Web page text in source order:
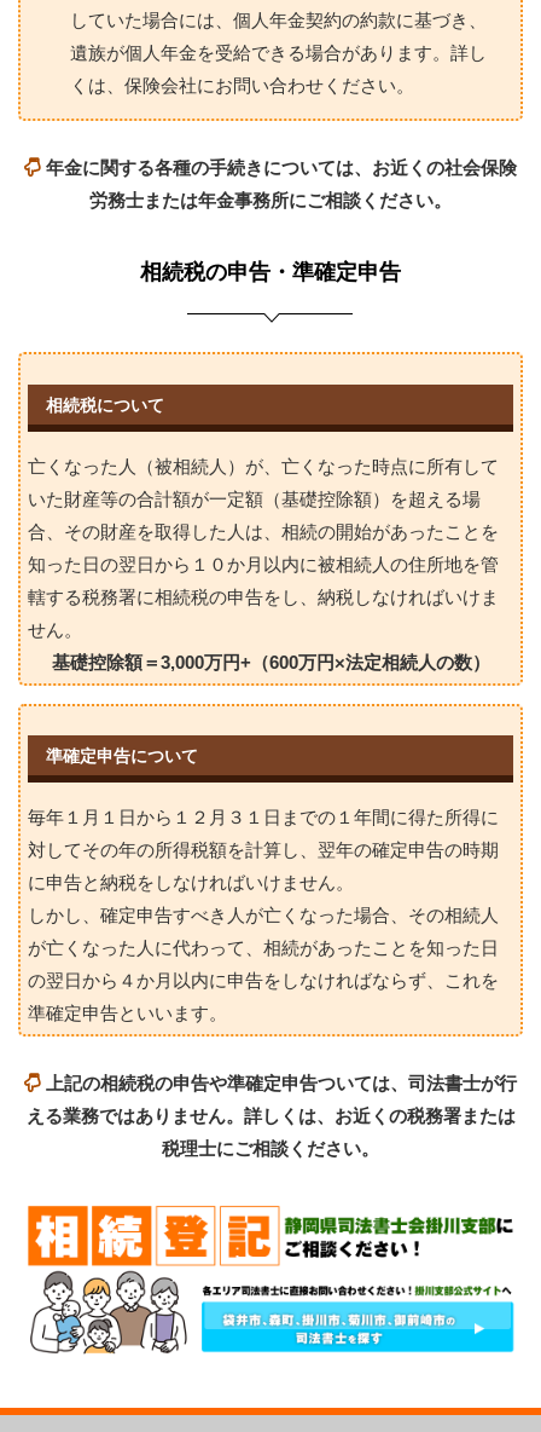
していた場合には、個人年金契約の約款に基づき、
遺族が個人年金を受給できる場合があります。詳し
くは、保険会社にお問い合わせください。
年金に関する各種の手続きについては、お近くの社会保険
労務士または年金事務所にご相談ください。
相続税の申告・準確定申告
相続税について
亡くなった人（被相続人）が、亡くなった時点に所有して
いた財産等の合計額が一定額（基礎控除額）を超える場
合、その財産を取得した人は、相続の開始があったことを
知った日の翌日から１０か月以内に被相続人の住所地を管
轄する税務署に相続税の申告をし、納税しなければいけま
せん。
基礎控除額＝3,000万円+（600万円×法定相続人の数）
準確定申告について
毎年１月１日から１２月３１日までの１年間に得た所得に
対してその年の所得税額を計算し、翌年の確定申告の時期
に申告と納税をしなければいけません。
しかし、確定申告すべき人が亡くなった場合、その相続人
が亡くなった人に代わって、相続があったことを知った日
の翌日から４か月以内に申告をしなければならず、これを
準確定申告といいます。
上記の相続税の申告や準確定申告ついては、司法書士が行
える業務ではありません。詳しくは、お近くの税務署または
税理士にご相談ください。